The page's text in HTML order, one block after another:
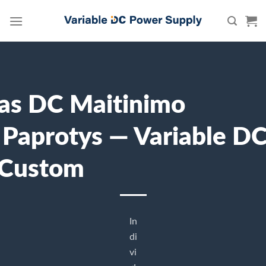
DC Maitinimo
— Variable
In
di
vi